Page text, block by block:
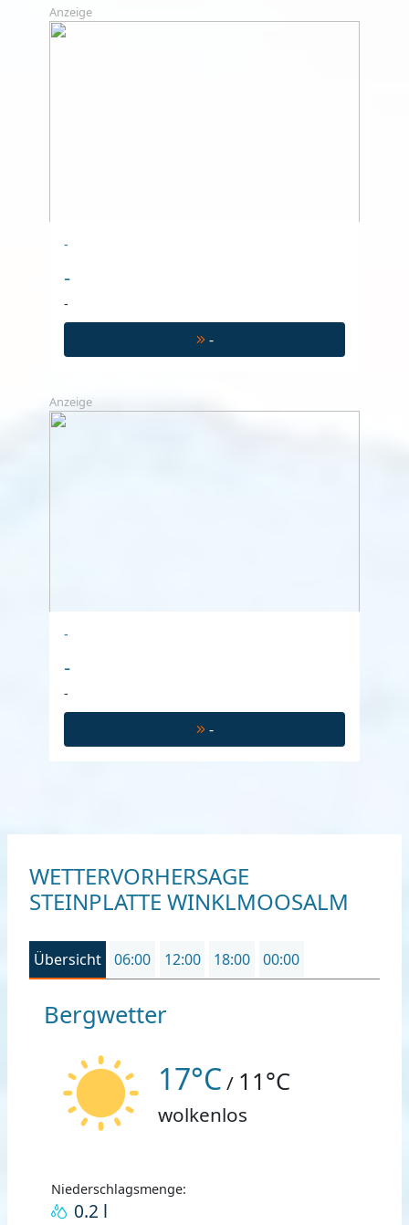
Anzeige
-
-
-
-
Anzeige
-
-
-
-
WETTERVORHERSAGE
STEINPLATTE WINKLMOOSALM
Übersicht 06:00 12:00 18:00 00:00
Bergwetter
17°C / 11°C
wolkenlos
Niederschlagsmenge:
0.2 l